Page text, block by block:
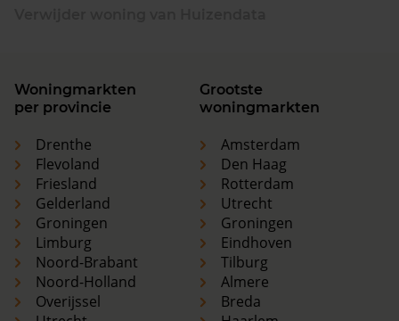
Woningmarkten
per provincie
Drenthe
Flevoland
Friesland
Gelderland
Groningen
Limburg
Noord-Brabant
Noord-Holland
Overijssel
Grootste
woningmarkten
Amsterdam
Den Haag
Rotterdam
Utrecht
Groningen
Eindhoven
Tilburg
Almere
Breda